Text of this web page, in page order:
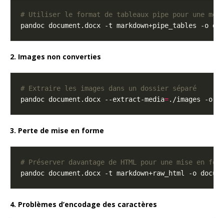
# Utiliser le format de tableaux pipe pour une
2. Images non converties
# Extraire les images dans un dossier séparé
pandoc document.docx --extract-media=
3. Perte de mise en forme
# Préserver davantage de HTML pour une mise en
4. Problèmes d’encodage des caractères